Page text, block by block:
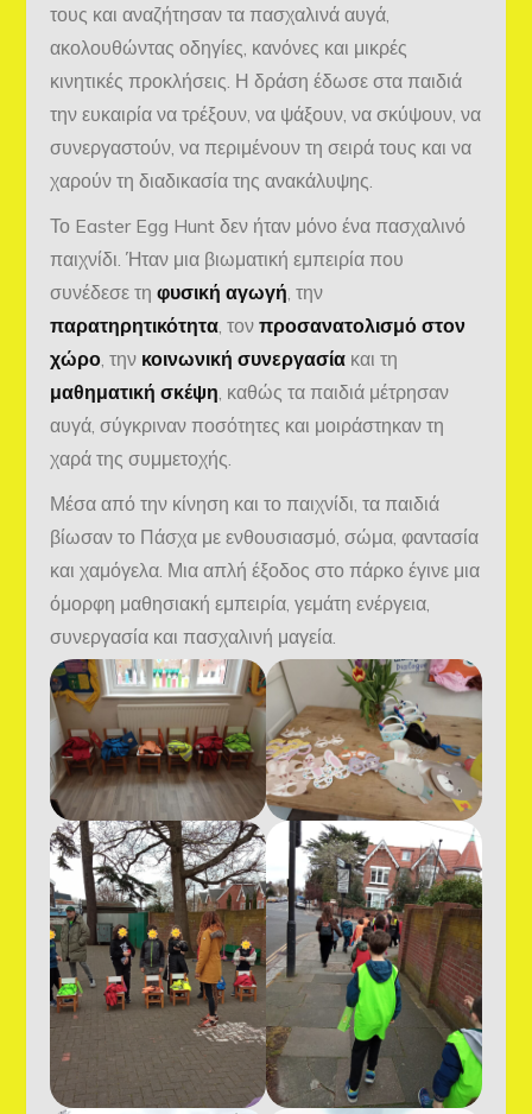
τους και αναζήτησαν τα πασχαλινά αυγά,
ακολουθώντας οδηγίες, κανόνες και μικρές
κινητικές προκλήσεις. Η δράση έδωσε στα παιδιά
την ευκαιρία να τρέξουν, να ψάξουν, να σκύψουν, να
συνεργαστούν, να περιμένουν τη σειρά τους και να
χαρούν τη διαδικασία της ανακάλυψης.
Το Easter Egg Hunt δεν ήταν μόνο ένα πασχαλινό
παιχνίδι. Ήταν μια βιωματική εμπειρία που
συνέδεσε τηφυσική αγωγή , την
παρατηρητικότητα , τονπροσανατολισμό στον
χώρο , την κοινωνική συνεργασία και τη
μαθηματική σκέψη , καθώς τα παιδιά μέτρησαν
αυγά, σύγκριναν ποσότητες και μοιράστηκαν τη
χαρά της συμμετοχής.
Μέσα από την κίνηση και το παιχνίδι, τα παιδιά
βίωσαν το Πάσχα με ενθουσιασμό, σώμα, φαντασία
και χαμόγελα. Μια απλή έξοδος στο πάρκο έγινε μια
όμορφη μαθησιακή εμπειρία, γεμάτη ενέργεια,
συνεργασία και πασχαλινή μαγεία.